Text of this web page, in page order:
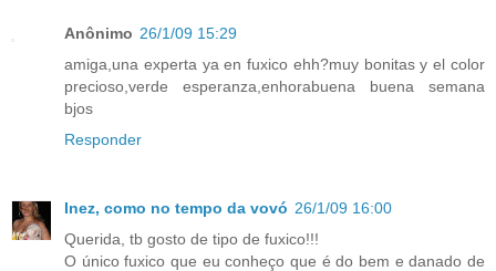
Anônimo 26/1/09 15:29
amiga,una experta ya en fuxico ehh?muy bonitas y el color
precioso,verde esperanza,enhorabuena buena semana
bjos
Responder
Inez, como no tempo da vovó 26/1/09 16:00
Querida, tb gosto de tipo de fuxico!!!
O único fuxico que eu conheço que é do bem e danado de